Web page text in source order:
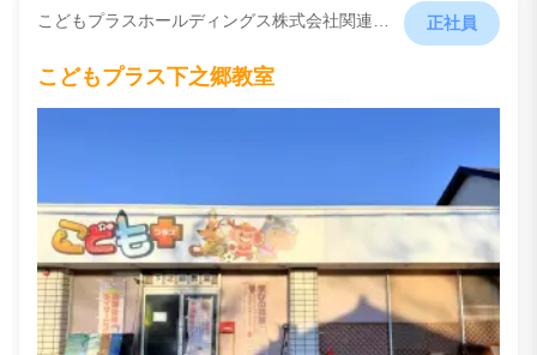
正社員
こどもプラス下之郷教室